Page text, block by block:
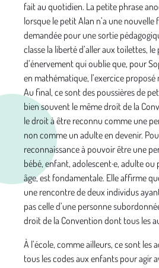
fait au quotidien. La petite phrase
lorsque le petit Alan n’a une nouvelle
demandée pour une sortie
classe la liberté d’aller aux toilettes,
d’énervement qui oublie que, pour
en mathématique, l’exercice proposé
Au final, ce sont des poussières de
bien souvent le même droit de la
le droit à être reconnu comme une
non comme un adulte en devenir.
reconnaissance à pouvoir être une
bébé, enfant, adolescent·e, adulte ou
âge, est fondamentale. Elle affirme
une rencontre de deux individus
pas celle d’une personne
droit de la Convention dont tous les
À l’école, comme ailleurs, ce sont les
tous les codes aux enfants pour agir